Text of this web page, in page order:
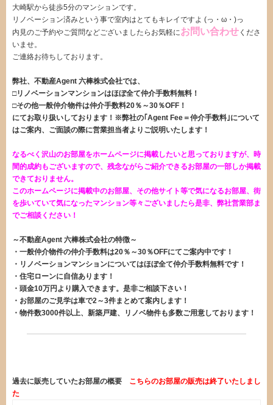
大崎駅から徒歩5分のマンションです。
リノベーション済みという事で室内はとてもキレイですよ (っ・ω・)っ
内見のご予約やご質問などございましたらお気軽にお問い合わせ くださ
いませ。
ご連絡お待ちしております。
弊社、不動産Agent 六棒株式会社では、
□リノベーションマンションはほぼ全て仲介手数料無料！
□その他一般仲介物件は仲介手数料20％～30％OFF！
にてお取り扱いしております！※弊社の｢Agent Fee＝仲介手数料｣について
はご案内、ご面談の際に営業担当者よりご説明いたします！
なるべく沢山のお部屋をホームページに掲載したいと思っておりますが、時
間的成約もございますので、残念ながらご紹介できるお部屋の一部しか掲載
できておりません。
このホームページに掲載中のお部屋、その他サイト等で気になるお部屋、街
を歩いていて気になったマンション等々ございましたら是非、弊社営業部ま
でご相談ください！
～不動産Agent 六棒株式会社の特徴～
・一般仲介物件の仲介手数料は20％～30％OFFにてご案内中です！
・リノベーションマンションについてはほぼ全て仲介手数料無料です！
・住宅ローンに自信あります！
・頭金10万円より購入できます。是非ご相談下さい！
・お部屋のご見学は車で2～3件まとめて案内します！
・物件数3000件以上、新築戸建、リノベ物件も多数ご用意しております！
過去に販売していたお部屋の概要 こちらのお部屋の販売は終了いたしまし
た